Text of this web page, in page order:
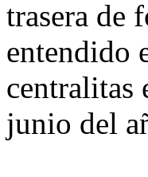
trasera de
entendido
centralitas
junio del